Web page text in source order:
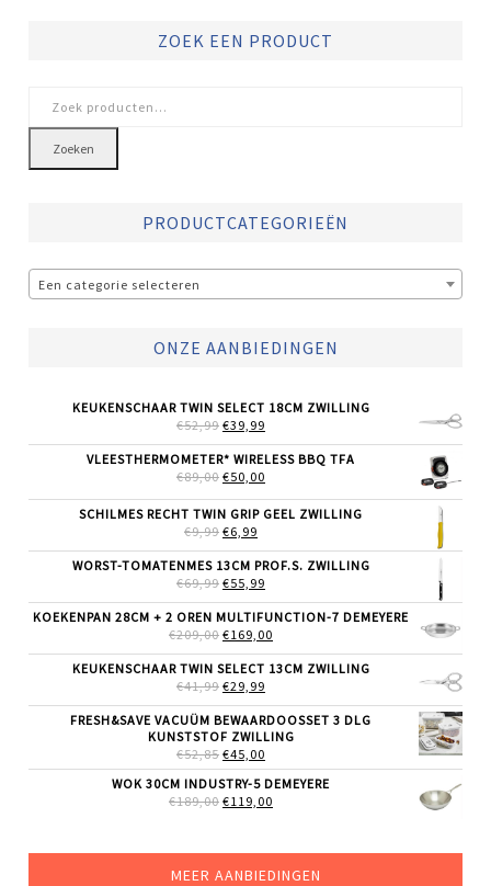
ZOEK EEN PRODUCT
naar:
Zoeken
PRODUCTCATEGORIEËN
Een categorie selecteren
ONZE AANBIEDINGEN
KEUKENSCHAAR TWIN SELECT 18CM ZWILLING
€52,99 OORSPRONKELIJKE
WAS:
€52,99.
€39,99
IS:
VLEESTHERMOMETER* WIRELESS BBQ TFA
€89,00 OORSPRONKELIJKE
WAS:
€89,00.
€50,00
IS:
€50,00.
SCHILMES RECHT TWIN GRIP GEEL ZWILLING
€9,99 OORSPRONKELIJKE
WAS:
€9,99.
€6,99
IS:
€6,99.
WORST-TOMATENMES 13CM PROF.S. ZWILLING
€69,99 OORSPRONKELIJKE
WAS:
€69,99.
€55,99
IS:
€55,99.
KOEKENPAN 28CM + 2 OREN MULTIFUNCTION-7 DEMEYERE
€209,00 OORSPRONKELIJKE
WAS:
€209,00.
€169,00
IS:
KEUKENSCHAAR TWIN SELECT 13CM ZWILLING
€41,99 OORSPRONKELIJKE
WAS:
€41,99.
€29,99
IS:
€29,99.
FRESH&SAVE VACUÜM BEWAARDOOSSET 3 DLG
KUNSTSTOF ZWILLING
€52,85 OORSPRONKELIJKE
PRIJS
WAS:
€52,85.
€45,00
PRIJS
IS:
€45,00.
WOK 30CM INDUSTRY-5 DEMEYERE
€189,00 OORSPRONKELIJKE
€119,00
MEER AANBIEDINGEN